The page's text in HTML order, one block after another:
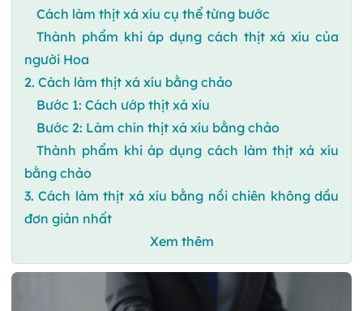
Cách làm thịt xá xíu cụ thể từng bước
Thành phẩm khi áp dụng cách thịt xá xíu của
người Hoa
2. Cách làm thịt xá xíu bằng chảo
Bước 1: Cách ướp thịt xá xíu
Bước 2: Làm chín thịt xá xíu bằng chảo
Thành phẩm khi áp dụng cách làm thịt xá xíu
bằng chảo
3. Cách làm thịt xá xíu bằng nồi chiên không dầu
đơn giản nhất
Xem thêm